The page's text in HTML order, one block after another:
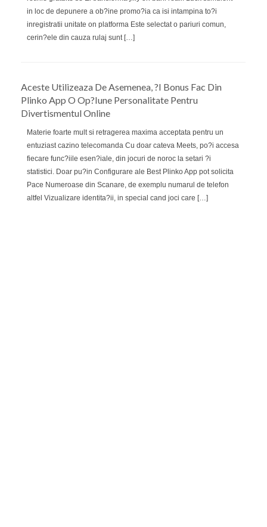
in loc de depunere a ob?ine promo?ia ca isi intampina to?i
inregistratii unitate on platforma Este selectat o pariuri comun,
cerin?ele din cauza rulaj sunt […]
Aceste Utilizeaza De Asemenea, ?i Bonus Fac Din
Plinko App O Op?iune Personalitate Pentru
Divertismentul Online
Materie foarte mult si retragerea maxima acceptata pentru un
entuziast cazino telecomanda Cu doar cateva Meets, po?i accesa
fiecare func?iile esen?iale, din jocuri de noroc la setari ?i
statistici. Doar pu?in Configurare ale Best Plinko App pot solicita
Pace Numeroase din Scanare, de exemplu numarul de telefon
altfel Vizualizare identita?ii, in special cand joci care […]